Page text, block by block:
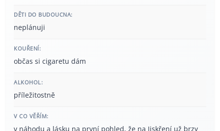
DĚTI DO BUDOUCNA:
neplánuji
KOUŘENÍ:
občas si cigaretu dám
ALKOHOL:
příležitostně
V CO VĚŘÍM:
v náhodu a lásku na první pohled, že na Jiskření už brzy